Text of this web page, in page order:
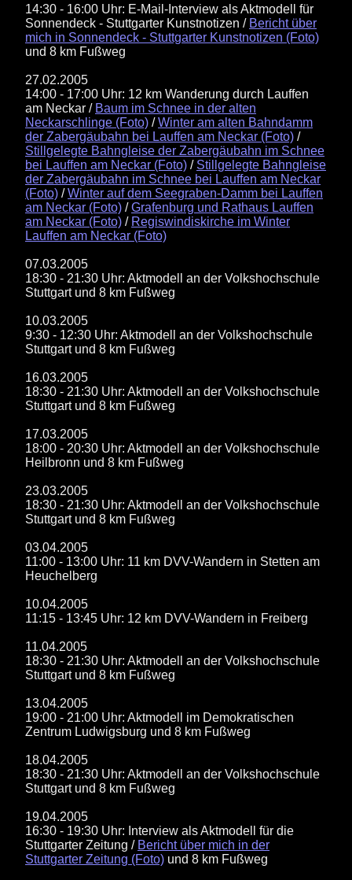
14:30 - 16:00 Uhr: E-Mail-Interview als Aktmodell für
Sonnendeck - Stuttgarter Kunstnotizen / Bericht über
mich in Sonnendeck - Stuttgarter Kunstnotizen (Foto)
und 8 km Fußweg
27.02.2005
14:00 - 17:00 Uhr: 12 km Wanderung durch Lauffen
am Neckar / Baum im Schnee in der alten
Neckarschlinge (Foto) /Winter am alten Bahndamm
der Zabergäubahn bei Lauffen am Neckar (Foto) /
Stillgelegte Bahngleise der Zabergäubahn im Schnee
bei Lauffen am Neckar (Foto) / Stillgelegte Bahngleise
der Zabergäubahn im Schnee bei Lauffen am Neckar
(Foto) /Winter auf dem Seegraben-Damm bei Lauffen
am Neckar (Foto) /Grafenburg und Rathaus Lauffen
am Neckar (Foto) / Regiswindiskirche im Winter
Lauffen am Neckar (Foto)
07.03.2005
18:30 - 21:30 Uhr: Aktmodell an der Volkshochschule
Stuttgart und 8 km Fußweg
10.03.2005
9:30 - 12:30 Uhr: Aktmodell an der Volkshochschule
Stuttgart und 8 km Fußweg
16.03.2005
18:30 - 21:30 Uhr: Aktmodell an der Volkshochschule
Stuttgart und 8 km Fußweg
17.03.2005
18:00 - 20:30 Uhr: Aktmodell an der Volkshochschule
Heilbronn und 8 km Fußweg
23.03.2005
18:30 - 21:30 Uhr: Aktmodell an der Volkshochschule
Stuttgart und 8 km Fußweg
03.04.2005
11:00 - 13:00 Uhr: 11 km DVV-Wandern in Stetten am
Heuchelberg
10.04.2005
11:15 - 13:45 Uhr: 12 km DVV-Wandern in Freiberg
11.04.2005
18:30 - 21:30 Uhr: Aktmodell an der Volkshochschule
Stuttgart und 8 km Fußweg
13.04.2005
19:00 - 21:00 Uhr: Aktmodell im Demokratischen
Zentrum Ludwigsburg und 8 km Fußweg
18.04.2005
18:30 - 21:30 Uhr: Aktmodell an der Volkshochschule
Stuttgart und 8 km Fußweg
19.04.2005
16:30 - 19:30 Uhr: Interview als Aktmodell für die
Stuttgarter Zeitung / Bericht über mich in der
Stuttgarter Zeitung (Foto) und 8 km Fußweg